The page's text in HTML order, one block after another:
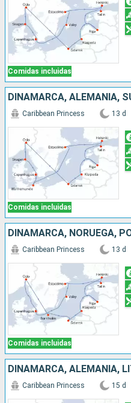
Comidas incluidas
Comidas incluidas
Caribbean Princess 13 d
Comidas incluidas
Caribbean Princess 13 d
Caribbean Princess 15 d